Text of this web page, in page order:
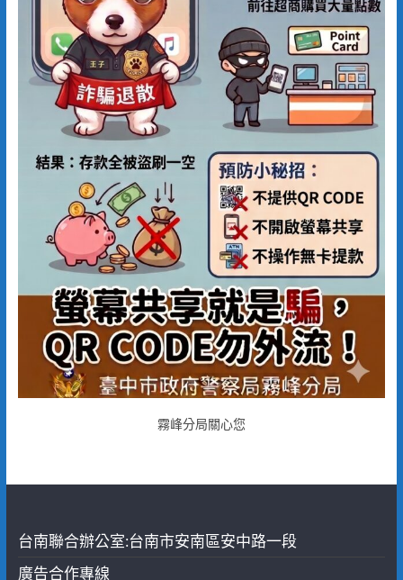
霧峰分局關心您
台南聯合辦公室:台南市安南區安中路一段
廣告合作專線